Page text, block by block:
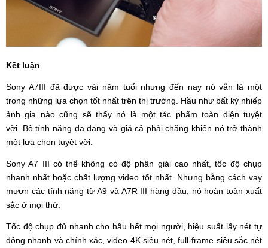
Kết luận
Sony A7III đã được vài năm tuổi nhưng đến nay nó vẫn là một
trong những lựa chọn tốt nhất trên thị trường. Hầu như bất kỳ nhiếp
ảnh gia nào cũng sẽ thấy nó là một tác phẩm toàn diện tuyệt
vời. Bộ tính năng đa dạng và giá cả phải chăng khiến nó trở thành
một lựa chọn tuyệt vời.
Sony A7 III có thể không có độ phân giải cao nhất, tốc độ chụp
nhanh nhất hoặc chất lượng video tốt nhất. Nhưng bằng cách vay
mượn các tính năng từ A9 và A7R III hàng đầu, nó hoàn toàn xuất
sắc ở mọi thứ.
Tốc độ chụp đủ nhanh cho hầu hết mọi người, hiệu suất lấy nét tự
động nhanh và chính xác, video 4K siêu nét, full-frame siêu sắc nét